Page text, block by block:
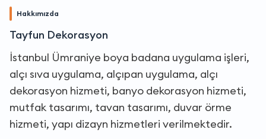
Hakkımızda
Tayfun Dekorasyon
İstanbul Ümraniye boya badana uygulama işleri,
alçı sıva uygulama, alçıpan uygulama, alçı
dekorasyon hizmeti, banyo dekorasyon hizmeti,
mutfak tasarımı, tavan tasarımı, duvar örme
hizmeti, yapı dizayn hizmetleri verilmektedir.